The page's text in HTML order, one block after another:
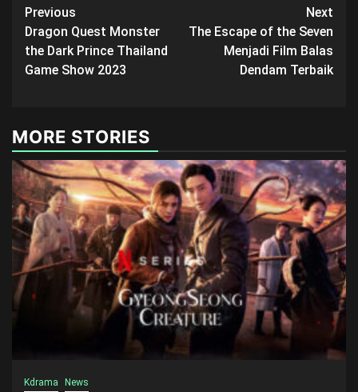
Post
navigation
Previous
Dragon Quest Monster
the Dark Prince Thailand
Game Show 2023
Next
The Escape of the Seven
Menjadi Film Balas
Dendam Terbaik
MORE STORIES
Kdrama News